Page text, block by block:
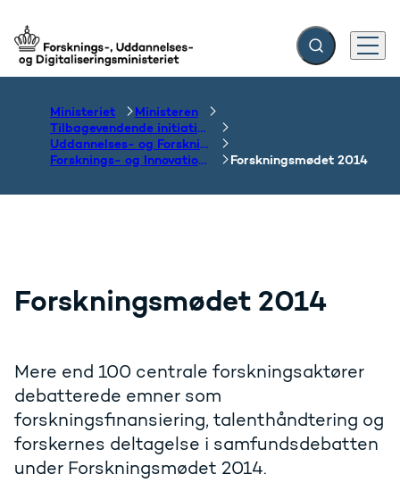
Gå til forsiden Fold søgefelt ud
Menu
Ministeriet
Ministeren
Tilbagevendende initiativer og temaer
Uddannelses- og Forskningsmødet
Forsknings- og Innovationsmødet 2014 og 2016
Forskningsmødet 2014
Forskningsmødet 2014
Mere end 100 centrale forskningsaktører
debatterede emner som
forskningsfinansiering, talenthåndtering og
forskernes deltagelse i samfundsdebatten
under Forskningsmødet 2014.